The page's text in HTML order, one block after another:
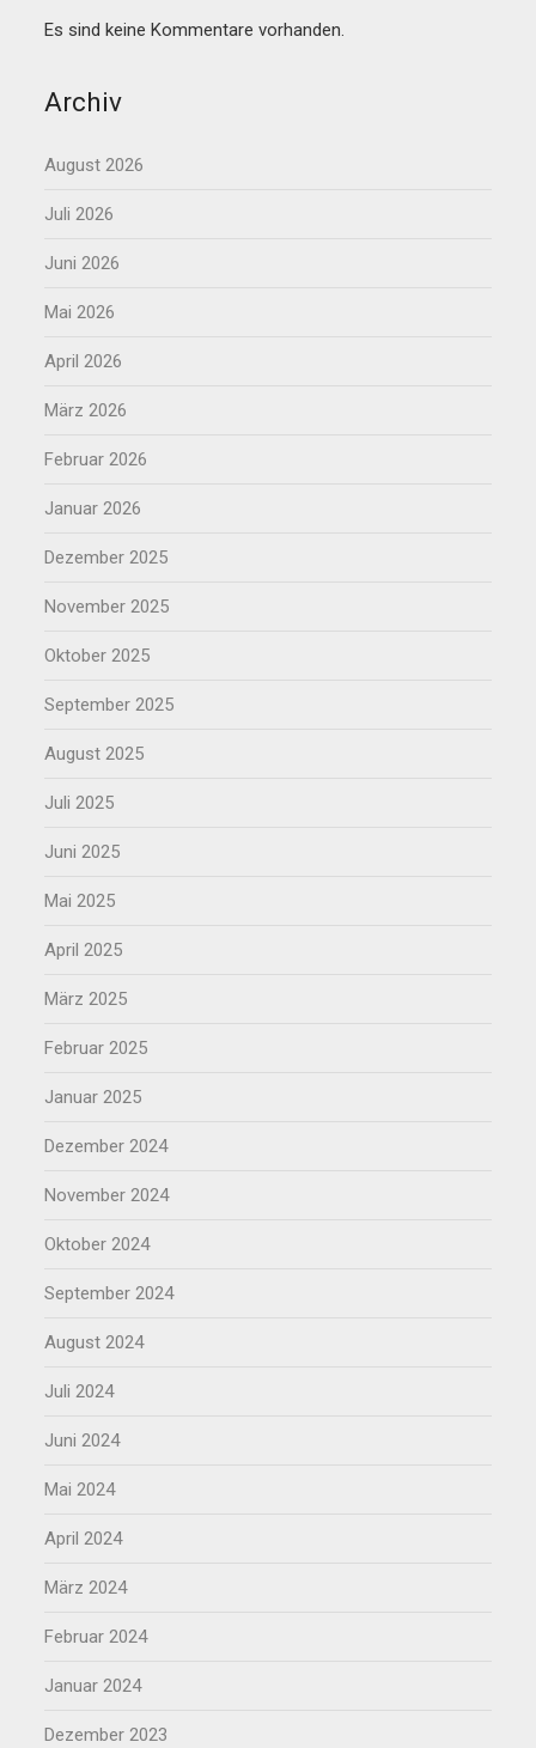
Es sind keine Kommentare vorhanden.
Archiv
August 2026
Juli 2026
Juni 2026
Mai 2026
April 2026
März 2026
Februar 2026
Januar 2026
Dezember 2025
November 2025
Oktober 2025
September 2025
August 2025
Juli 2025
Juni 2025
Mai 2025
April 2025
März 2025
Februar 2025
Januar 2025
Dezember 2024
November 2024
Oktober 2024
September 2024
August 2024
Juli 2024
Juni 2024
Mai 2024
April 2024
März 2024
Februar 2024
Januar 2024
Dezember 2023